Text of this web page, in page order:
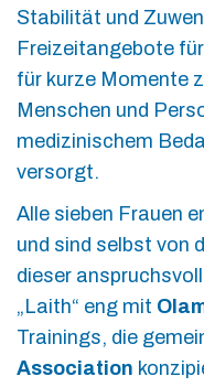
Stabilität und
Freizeitangebote
für kurze Momente
Menschen und
medizinischem
versorgt.
Alle sieben Frauen
und sind selbst von
dieser
„Laith“ eng mit
Trainings, die
Association